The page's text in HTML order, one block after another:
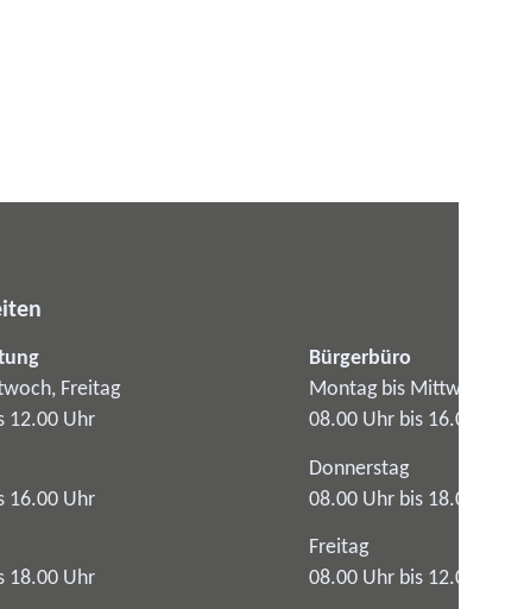
Freitag
12.00 Uhr
16.00 Uhr
18.00 Uhr
Bürgerbüro
Montag bis Mittwoch
08.00 Uhr bis 16.00 Uhr
Donnerstag
08.00 Uhr bis 18.00 Uhr
Freitag
08.00 Uhr bis 12.00 Uhr